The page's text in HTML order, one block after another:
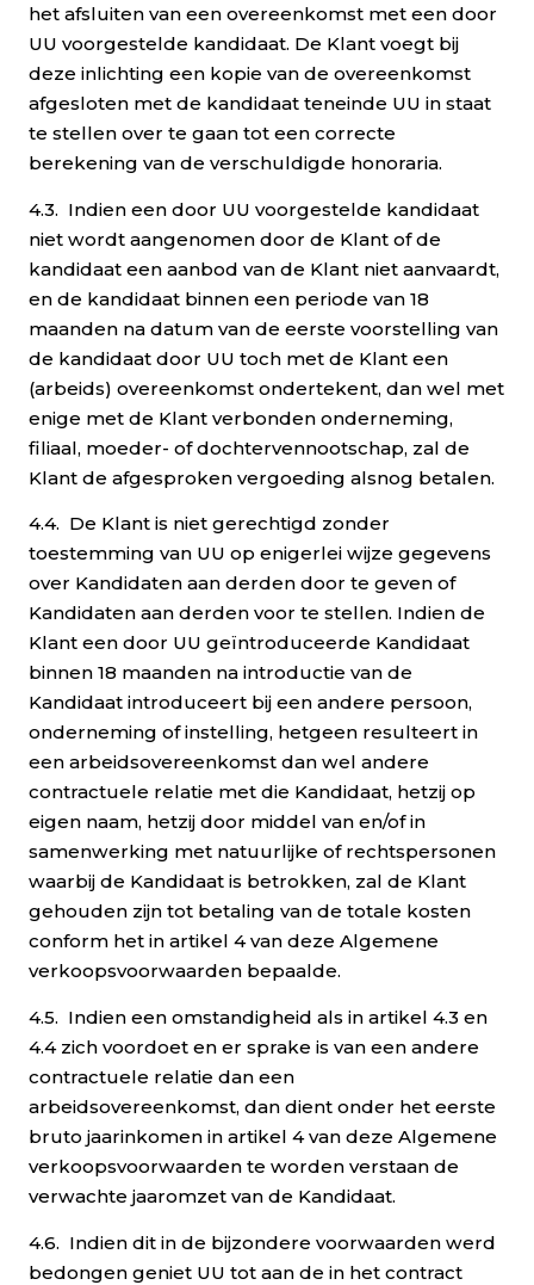
het afsluiten van een overeenkomst met een door
UU voorgestelde kandidaat. De Klant voegt bij
deze inlichting een kopie van de overeenkomst
afgesloten met de kandidaat teneinde UU in staat
te stellen over te gaan tot een correcte
berekening van de verschuldigde honoraria.
4.3. Indien een door UU voorgestelde kandidaat
niet wordt aangenomen door de Klant of de
kandidaat een aanbod van de Klant niet aanvaardt,
en de kandidaat binnen een periode van 18
maanden na datum van de eerste voorstelling van
de kandidaat door UU toch met de Klant een
(arbeids) overeenkomst ondertekent, dan wel met
enige met de Klant verbonden onderneming,
filiaal, moeder- of dochtervennootschap, zal de
Klant de afgesproken vergoeding alsnog betalen.
4.4. De Klant is niet gerechtigd zonder
toestemming van UU op enigerlei wijze gegevens
over Kandidaten aan derden door te geven of
Kandidaten aan derden voor te stellen. Indien de
Klant een door UU geïntroduceerde Kandidaat
binnen 18 maanden na introductie van de
Kandidaat introduceert bij een andere persoon,
onderneming of instelling, hetgeen resulteert in
een arbeidsovereenkomst dan wel andere
contractuele relatie met die Kandidaat, hetzij op
eigen naam, hetzij door middel van en/of in
samenwerking met natuurlijke of rechtspersonen
waarbij de Kandidaat is betrokken, zal de Klant
gehouden zijn tot betaling van de totale kosten
conform het in artikel 4 van deze Algemene
verkoopsvoorwaarden bepaalde.
4.5. Indien een omstandigheid als in artikel 4.3 en
4.4 zich voordoet en er sprake is van een andere
contractuele relatie dan een
arbeidsovereenkomst, dan dient onder het eerste
bruto jaarinkomen in artikel 4 van deze Algemene
verkoopsvoorwaarden te worden verstaan de
verwachte jaaromzet van de Kandidaat.
4.6. Indien dit in de bijzondere voorwaarden werd
bedongen geniet UU tot aan de in het contract